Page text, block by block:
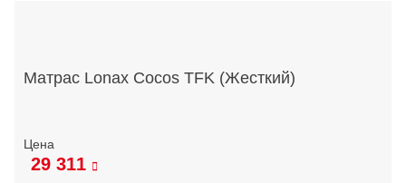
Матрас Lonax Cocos TFK (Жесткий)
29 311